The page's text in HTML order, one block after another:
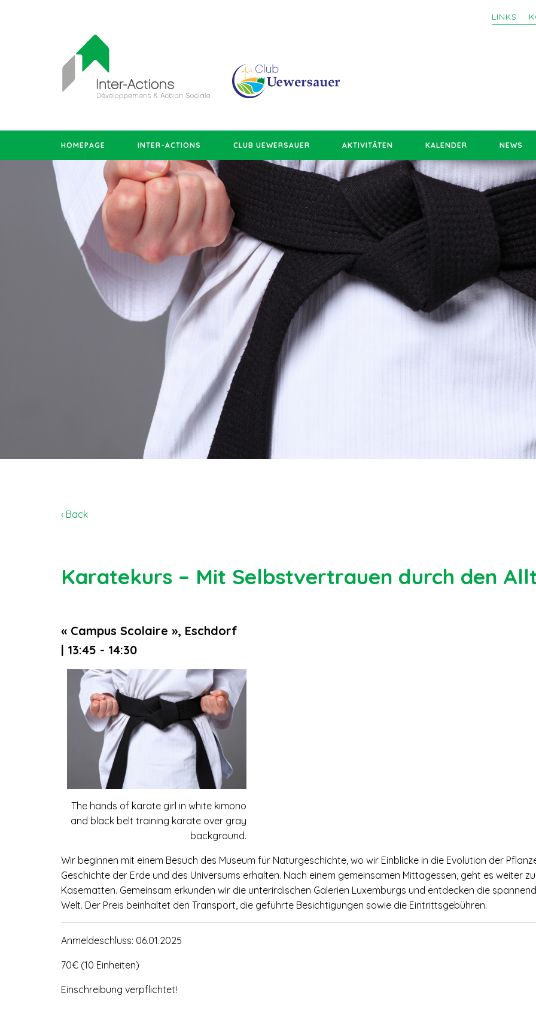
LINKS
HOMEPAGE INTER-ACTIONS CLUB UEWERSAUER AKTIVITÄTEN KALENDER NEWS
‹ Back
Karatekurs – Mit Selbstvertrauen durch den
« Campus Scolaire », Eschdorf
| 13:45 - 14:30
The hands of karate girl in white kimono
and black belt training karate over gray
background.
Wir beginnen mit einem Besuch des Museum für Naturgeschichte, wo wir Einblicke in die Evolution der
Geschichte der Erde und des Universums erhalten. Nach einem gemeinsamen Mittagessen, geht es weiter
Kasematten. Gemeinsam erkunden wir die unterirdischen Galerien Luxemburgs und entdecken die
Welt. Der Preis beinhaltet den Transport, die geführte Besichtigungen sowie die Eintrittsgebühren.
Anmeldeschluss: 06.01.2025
70€ (10 Einheiten)
Einschreibung verpflichtet!